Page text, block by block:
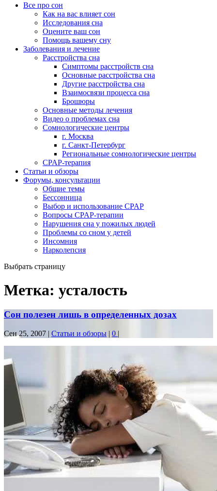
Все про сон
Как на вас влияет сон
Исследования сна
Оцените ваш сон
Помощь вашему сну
Заболевания и лечение
Расстройства сна
Симптомы расстройств сна
Основные расстройства сна
Другие расстройства сна
Взаимосвязи процесса сна
Брошюры
Основные методы лечения
Видео о проблемах сна
Сомнологические центры
г. Москва
г. Санкт-Петербург
Региональные сомнологические центры
CPAP-терапия
Статьи и обзоры
Форумы, консультации
Общие темы
Бессонница
Выбор и использование CPAP
Вопросы CPAP-терапии
Нарушения сна у пожилых людей
Проблемы со сном у детей
Инсомния
Нарколепсия
Выбрать страницу
Метка: усталость
Сон полезен лишь в определенных дозах
Сен 25, 2007 | Статьи и обзоры | 0 |